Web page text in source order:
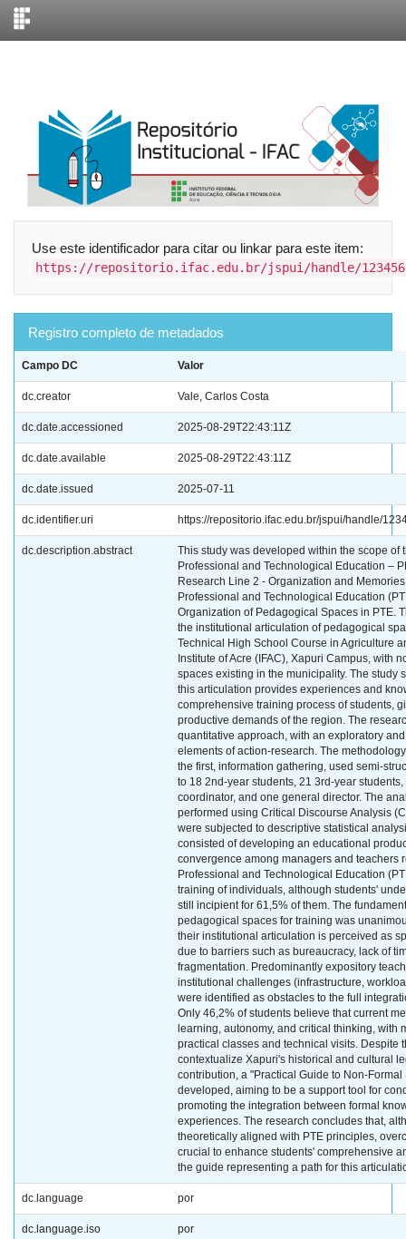
Use este identificador para citar ou linkar para este item:
https://repositorio.ifac.edu.br/jspui/handle/
Registro completo de metadados
Campo DC Valor
dc.creator Vale, Carlos Costa
dc.date.accessioned 2025-08-29T22:43:11Z
dc.date.available 2025-08-29T22:43:11Z
dc.date.issued 2025-07-11
dc.identifier.uri https://repositorio.ifac.edu.br/jspui/handle/
dc.description.abstract
This study was developed within the scope of
Professional and Technological Education –
Research Line 2 - Organization and
Professional and Technological Education
Organization of Pedagogical Spaces in PTE.
the institutional articulation of pedagogical
Technical High School Course in Agriculture
Institute of Acre (IFAC), Xapuri Campus, with
spaces existing in the municipality. The study
this articulation provides experiences and
comprehensive training process of students,
productive demands of the region. The
quantitative approach, with an exploratory
elements of action-research. The
the first, information gathering, used semi-
to 18 2nd-year students, 21 3rd-year
coordinator, and one general director. The
performed using Critical Discourse Analysis
were subjected to descriptive statistical
consisted of developing an educational
convergence among managers and teachers
Professional and Technological Education
training of individuals, although students'
still incipient for 61,5% of them. The
pedagogical spaces for training was
their institutional articulation is perceived as
due to barriers such as bureaucracy, lack of
fragmentation. Predominantly expository
institutional challenges (infrastructure,
were identified as obstacles to the full
Only 46,2% of students believe that current
learning, autonomy, and critical thinking, with
practical classes and technical visits. Despite
contextualize Xapuri's historical and cultural
contribution, a "Practical Guide to Non-
developed, aiming to be a support tool for
promoting the integration between formal
experiences. The research concludes that,
theoretically aligned with PTE principles,
crucial to enhance students' comprehensive
the guide representing a path for this
dc.language por
dc.language.iso por